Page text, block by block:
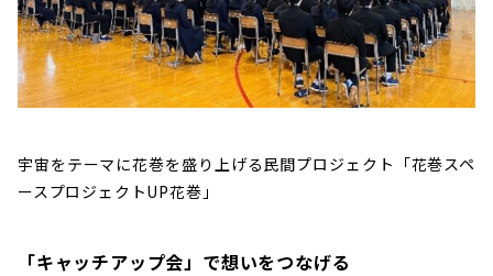
宇宙をテーマに花巻を盛り上げる民間プロジェクト「花巻スペ
ースプロジェクトUP花巻」
「キャッチアップ会」で想いをつなげる